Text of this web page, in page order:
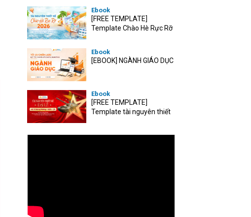
Ebook
[FREE TEMPLATE]
Template Chào Hè Rực Rỡ
Ebook
[EBOOK] NGÀNH GIÁO DỤC
Ebook
[FREE TEMPLATE]
Template tài nguyên thiết